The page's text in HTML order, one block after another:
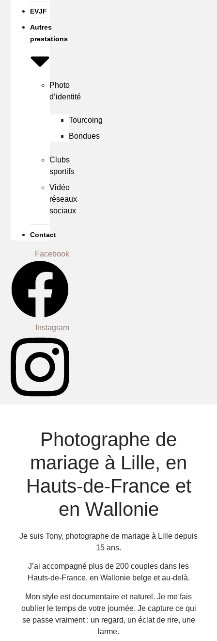
EVJF
Autres
prestations
Photo
d’identité
Tourcoing
Bondues
Clubs
sportifs
Vidéo
réseaux
sociaux
Contact
Facebook
Instagram
Photographe de
mariage à Lille, en
Hauts-de-France et
en Wallonie
Je suis Tony, photographe de mariage à Lille depuis
15 ans.
J’ai accompagné plus de 200 couples dans les
Hauts-de-France, en Wallonie belge et au-delà.
Mon style est documentaire et naturel. Je me fais
oublier le temps de votre journée. Je capture ce qui
se passe vraiment : un regard, un éclat de rire, une
larme.